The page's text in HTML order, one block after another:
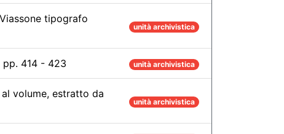
tipografo
unità archivistica
pp. 414 - 423 unità archivistica
volume, estratto da
unità archivistica